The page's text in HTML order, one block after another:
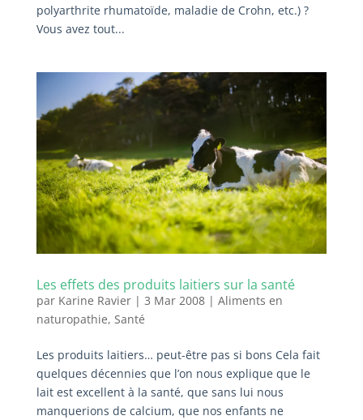
polyarthrite rhumatoïde, maladie de Crohn, etc.) ?
Vous avez tout...
Les effets des produits laitiers sur la santé
par Karine Ravier| 3 Mar 2008| Aliments en
naturopathie, Santé
Les produits laitiers… peut-être pas si bons Cela fait
quelques décennies que l’on nous explique que le
lait est excellent à la santé, que sans lui nous
manquerions de calcium, que nos enfants ne